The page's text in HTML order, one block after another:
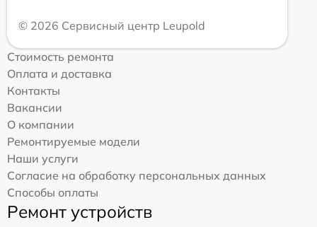
© 2026 Сервисный центр Leupold
Стоимость ремонта
Оплата и доставка
Контакты
Вакансии
О компании
Ремонтируемые модели
Наши услуги
Согласие на обработку персональных данных
Способы оплаты
Ремонт устройств